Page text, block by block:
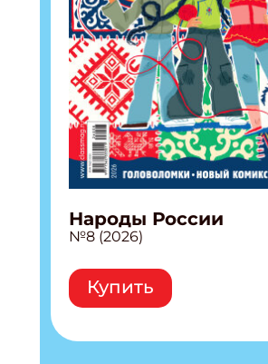
Народы России
№8 (2026)
Купить